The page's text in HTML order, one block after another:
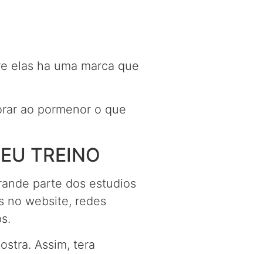
elas ha uma marca que
ao pormenor o que
TREINO
parte dos estudios
no website, redes
Assim, tera